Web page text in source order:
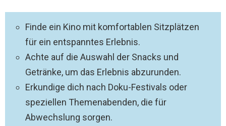
Finde ein Kino mit komfortablen Sitzplätzen
für ein entspanntes Erlebnis.
Achte auf die Auswahl der Snacks und
Getränke, um das Erlebnis abzurunden.
Erkundige dich nach Doku-Festivals oder
speziellen Themenabenden, die für
Abwechslung sorgen.